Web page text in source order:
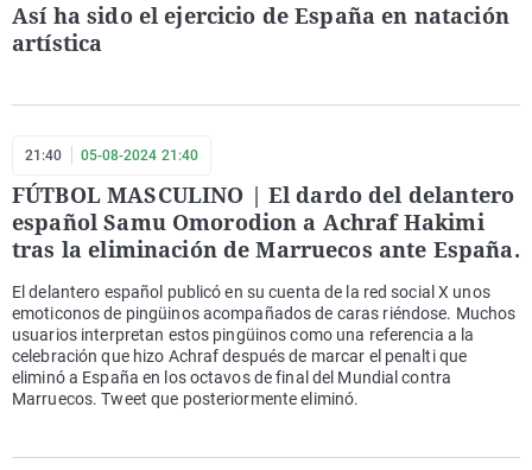
Así ha sido el ejercicio de España en natación
artística
21:40 05-08-2024 21:40
FÚTBOL MASCULINO | El dardo del delantero
español Samu Omorodion a Achraf Hakimi
tras la eliminación de Marruecos ante España.
El delantero español publicó en su cuenta de la red social X unos
emoticonos de pingüinos acompañados de caras riéndose. Muchos
usuarios interpretan estos pingüinos como una referencia a la
celebración que hizo Achraf después de marcar el penalti que
eliminó a España en los octavos de final del Mundial contra
Marruecos. Tweet que posteriormente eliminó.